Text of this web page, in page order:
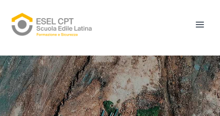
contenuto